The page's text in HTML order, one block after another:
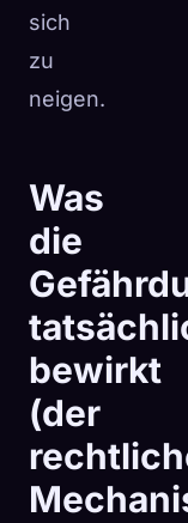
sich
zu
neigen.
Was
die
bewirkt
(der